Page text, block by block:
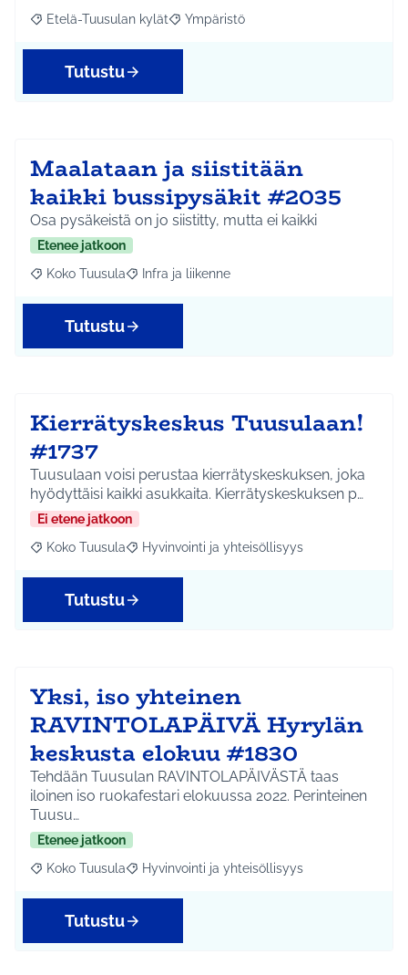
Rajaa tulokset aihepiirin mukaan: Etelä-Tuusulan kylät
Etelä-Tuusulan kylät Rajaa tulokset teeman mukaan:
Ympäristö
Tutustu
Maalataan ja siistitään
kaikki bussipysäkit #2035
Osa pysäkeistä on jo siistitty, mutta ei kaikki
Etenee jatkoon
Rajaa tulokset aihepiirin mukaan: Koko Tuusula
Koko Tuusula Rajaa tulokset teeman mukaan: Infra ja liikenne
Infra ja liikenne
Tutustu
Kierrätyskeskus Tuusulaan!
#1737
Tuusulaan voisi perustaa kierrätyskeskuksen, joka
hyödyttäisi kaikki asukkaita. Kierrätyskeskuksen p…
Ei etene jatkoon
Rajaa tulokset aihepiirin mukaan: Koko Tuusula
Koko Tuusula Rajaa tulokset teeman mukaan: Hyvinvointi ja
Hyvinvointi ja yhteisöllisyys
Tutustu
Yksi, iso yhteinen
RAVINTOLAPÄIVÄ Hyrylän
keskusta elokuu #1830
Tehdään Tuusulan RAVINTOLAPÄIVÄSTÄ taas
iloinen iso ruokafestari elokuussa 2022. Perinteinen
Tuusu…
Etenee jatkoon
Rajaa tulokset aihepiirin mukaan: Koko Tuusula
Koko Tuusula Rajaa tulokset teeman mukaan: Hyvinvointi ja
Hyvinvointi ja yhteisöllisyys
Tutustu